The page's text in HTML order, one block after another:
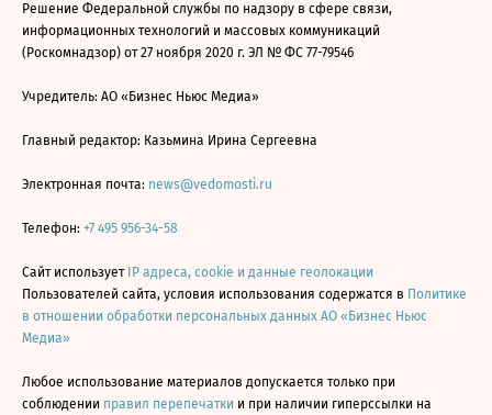
Решение Федеральной службы по надзору в сфере связи,
информационных технологий и массовых коммуникаций
(Роскомнадзор) от 27 ноября 2020 г. ЭЛ № ФС 77-79546
Учредитель: АО «Бизнес Ньюс Медиа»
Главный редактор: Казьмина Ирина Сергеевна
Электронная почта: news@vedomosti.ru
Телефон: +7 495 956-34-58
Сайт использует IP адреса, cookie и данные геолокации
Пользователей сайта, условия использования содержатся в Политике
в отношении обработки персональных данных АО «Бизнес Ньюс
Медиа»
Любое использование материалов допускается только при
соблюдении правил перепечатки и при наличии гиперссылки на